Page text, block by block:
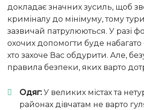
докладає значних зусиль, щоб
криміналу до мінімуму, тому
зазвичай патрулюються. У разі
охочих допомогти буде набагато
хто захоче Вас обдурити. Але,
правила безпеки, яких варто
Одяг:У великих містах та
районах дівчатам не варто